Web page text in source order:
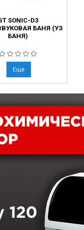
SONIC-D3
БАНЯ (УЗ
БАНЯ)
Еще